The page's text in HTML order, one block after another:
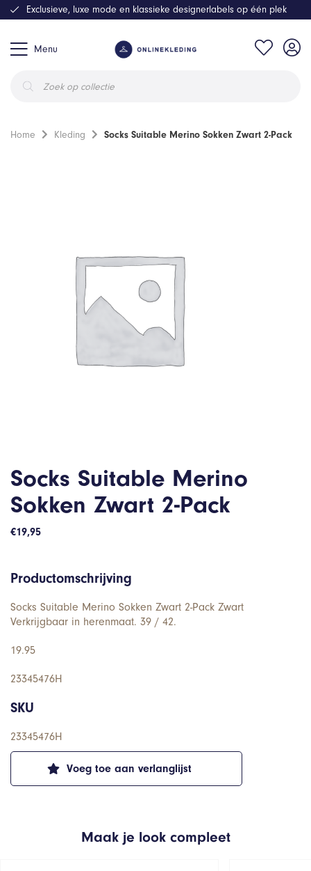
Menu
zoeken
Exclusieve, luxe mode en klassieke designerlabels op één plek
Home Kleding Socks Suitable Merino Sokken Zwart 2-Pack
Socks Suitable Merino
Sokken Zwart 2-Pack
€19,95
Voeg toe aan verlanglijst
Productomschrijving
Socks Suitable Merino Sokken Zwart 2-Pack Zwart
Verkrijgbaar in herenmaat. 39 / 42.
19.95
23345476H
SKU
23345476H
Maak je look compleet